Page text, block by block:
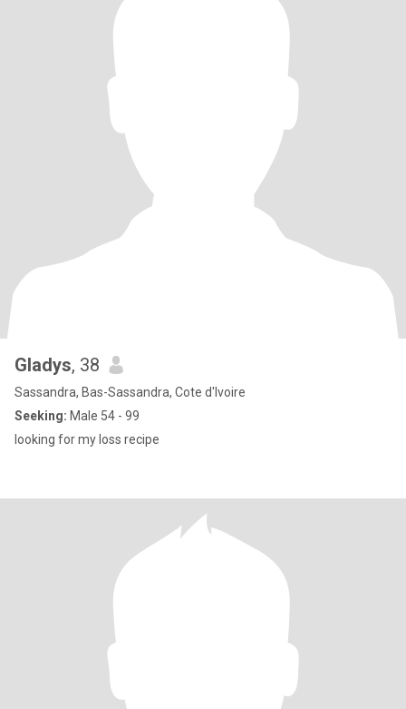
Gladys, 38
Sassandra, Bas-Sassandra, Cote d'Ivoire
Seeking: Male 54 - 99
looking for my loss recipe